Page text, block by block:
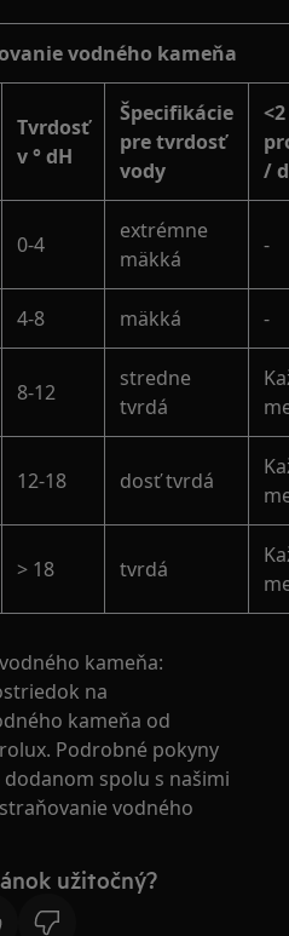
vodného kameňa
Tvrdosť
v ° dH
Špecifikácie
pre tvrdosť
vody
/
0-4
extrémne
mäkká
-
4-8 mäkká -
8-12
stredne
tvrdá
12-18 dosť tvrdá
> 18 tvrdá
kameňa:
na
kameňa od
Podrobné pokyny
spolu s našimi
vodného
užitočný?